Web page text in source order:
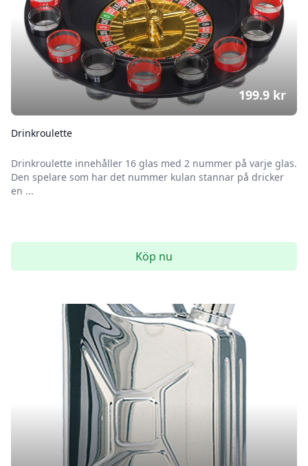
Drinkroulette
Drinkroulette innehåller 16 glas med 2 nummer på varje glas.
Den spelare som har det nummer kulan stannar på dricker
en ...
199.9 kr
Köp nu